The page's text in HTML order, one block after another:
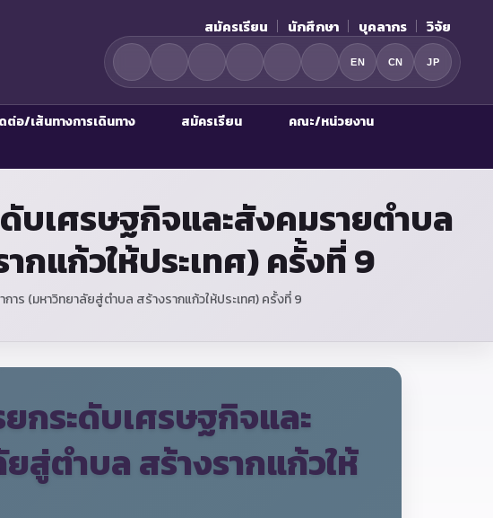
สมัครเรียน นักศึกษา บุคลากร วิจัย
EN CN JP
ต่อ/เส้นทางการเดินทาง สมัครเรียน
คณะ/หน่วยงาน
บเศรษฐกิจและสังคมรายตำบล
แก้วให้ประเทศ) ครั้งที่ 9
ร (มหาวิทยาลัยสู่ตำบล สร้างรากแก้วให้ประเทศ) ครั้งที่ 9
กระดับเศรษฐกิจและ
ตำบล สร้างรากแก้วให้